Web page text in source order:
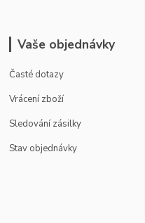
Vaše objednávky
Časté dotazy
Vrácení zboží
Sledování zásilky
Stav objednávky